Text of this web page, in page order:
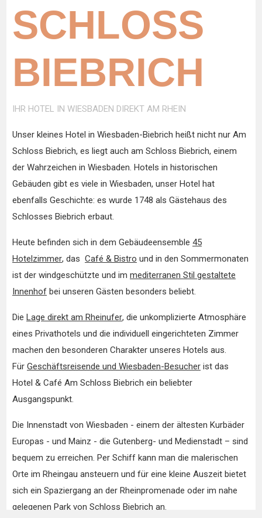
SCHLOSS
BIEBRICH
IHR HOTEL IN WIESBADEN DIREKT AM RHEIN
Unser kleines Hotel in Wiesbaden-Biebrich heißt nicht nur Am
Schloss Biebrich, es liegt auch am Schloss Biebrich, einem
der Wahrzeichen in Wiesbaden. Hotels in historischen
Gebäuden gibt es viele in Wiesbaden, unser Hotel hat
ebenfalls Geschichte: es wurde 1748 als Gästehaus des
Schlosses Biebrich erbaut.
Heute befinden sich in dem Gebäudeensemble 45
Hotelzimmer, das Café & Bistro und in den Sommermonaten
ist der windgeschützte und im mediterranen Stil gestaltete
Innenhof bei unseren Gästen besonders beliebt.
Die Lage direkt am Rheinufer, die unkomplizierte Atmosphäre
eines Privathotels und die individuell eingerichteten Zimmer
machen den besonderen Charakter unseres Hotels aus.
Für Geschäftsreisende und Wiesbaden-Besucher ist das
Hotel & Café Am Schloss Biebrich ein beliebter
Ausgangspunkt.
Die Innenstadt von Wiesbaden - einem der ältesten Kurbäder
Europas - und Mainz - die Gutenberg- und Medienstadt – sind
bequem zu erreichen. Per Schiff kann man die malerischen
Orte im Rheingau ansteuern und für eine kleine Auszeit bietet
sich ein Spaziergang an der Rheinpromenade oder im nahe
gelegenen Park von Schloss Biebrich an.